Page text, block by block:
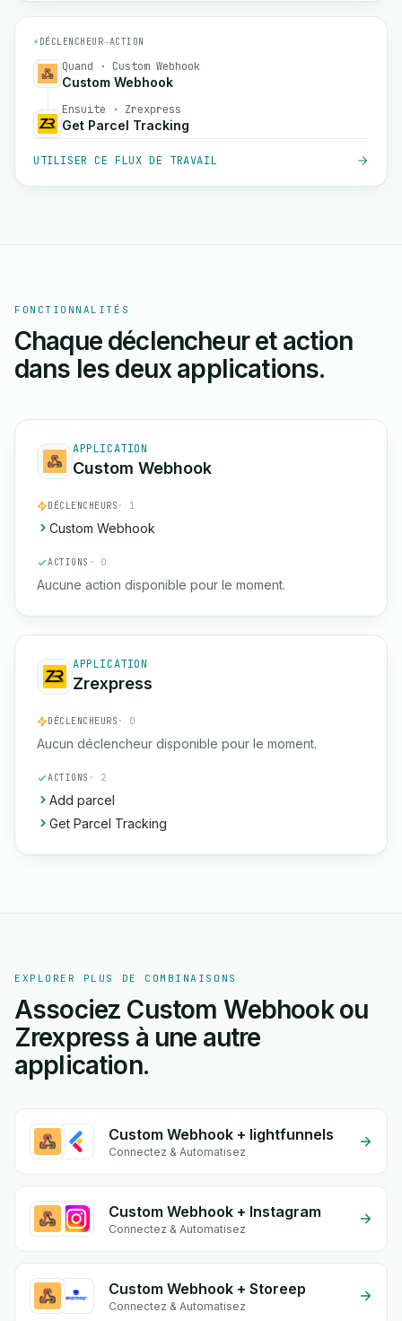
⚡ DÉCLENCHEUR→ACTION
Quand · Custom Webhook
Custom Webhook
Ensuite · Zrexpress
Get Parcel Tracking
UTILISER CE FLUX DE TRAVAIL
FONCTIONNALITÉS
Chaque déclencheur et action
dans les deux applications.
APPLICATION
Custom Webhook
DÉCLENCHEURS · 1
Custom Webhook
ACTIONS · 0
Aucune action disponible pour le moment.
APPLICATION
Zrexpress
DÉCLENCHEURS · 0
Aucun déclencheur disponible pour le moment.
ACTIONS · 2
Add parcel
Get Parcel Tracking
EXPLORER PLUS DE COMBINAISONS
Associez Custom Webhook ou
Zrexpress à une autre
application.
Custom Webhook + lightfunnels
Connectez & Automatisez
Custom Webhook + Instagram
Connectez & Automatisez
Custom Webhook + Storeep
Connectez & Automatisez